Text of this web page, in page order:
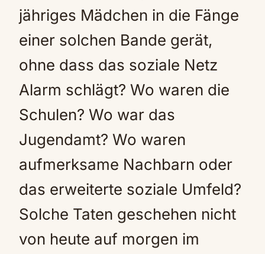
jähriges Mädchen in die Fänge
einer solchen Bande gerät,
ohne dass das soziale Netz
Alarm schlägt? Wo waren die
Schulen? Wo war das
Jugendamt? Wo waren
aufmerksame Nachbarn oder
das erweiterte soziale Umfeld?
Solche Taten geschehen nicht
von heute auf morgen im